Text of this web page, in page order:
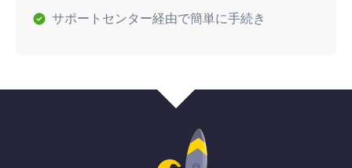
サポートセンター経由で簡単に手続き